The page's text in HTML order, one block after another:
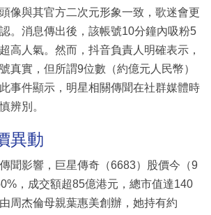
像與其官方二次元形象一致，歌迷會更
。消息傳出後，該帳號10分鐘內吸粉5
高人氣。然而，抖音負責人明確表示，
真實，但所謂9位數（約億元人民幣）
事件顯示，明星相關傳聞在社群媒體時
辨別。
異動
聞影響，巨星傳奇（6683）股價今（9
，成交額超85億港元，總市值達140
周杰倫母親葉惠美創辦，她持有約